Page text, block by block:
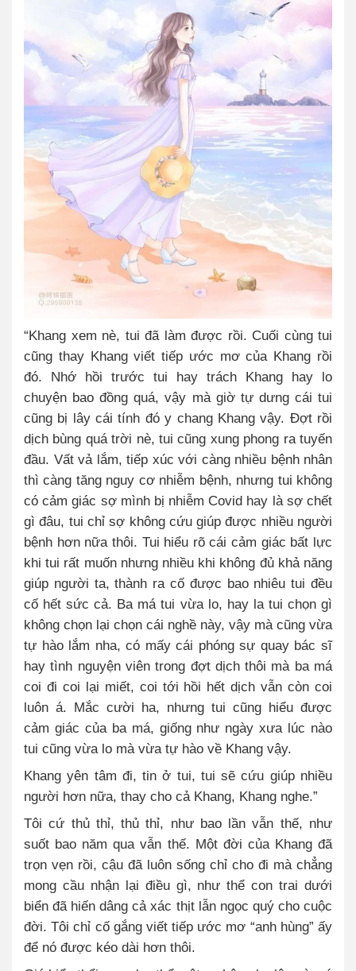
“Khang xem nè, tui đã làm được rồi. Cuối cùng tui
cũng thay Khang viết tiếp ước mơ của Khang rồi
đó. Nhớ hồi trước tui hay trách Khang hay lo
chuyện bao đồng quá, vậy mà giờ tự dưng cái tui
cũng bị lây cái tính đó y chang Khang vậy. Đợt rồi
dịch bùng quá trời nè, tui cũng xung phong ra tuyến
đầu. Vất vả lắm, tiếp xúc với càng nhiều bệnh nhân
thì càng tăng nguy cơ nhiễm bệnh, nhưng tui không
có cảm giác sợ mình bị nhiễm Covid hay là sợ chết
gì đâu, tui chỉ sợ không cứu giúp được nhiều người
bệnh hơn nữa thôi. Tui hiểu rõ cái cảm giác bất lực
khi tui rất muốn nhưng nhiều khi không đủ khả năng
giúp người ta, thành ra cố được bao nhiêu tui đều
cố hết sức cả. Ba má tui vừa lo, hay la tui chọn gì
không chọn lại chọn cái nghề này, vậy mà cũng vừa
tự hào lắm nha, có mấy cái phóng sự quay bác sĩ
hay tình nguyện viên trong đợt dịch thôi mà ba má
coi đi coi lại miết, coi tới hồi hết dịch vẫn còn coi
luôn á. Mắc cười ha, nhưng tui cũng hiểu được
cảm giác của ba má, giống như ngày xưa lúc nào
tui cũng vừa lo mà vừa tự hào về Khang vậy.
Khang yên tâm đi, tin ở tui, tui sẽ cứu giúp nhiều
người hơn nữa, thay cho cả Khang, Khang nghe.”
Tôi cứ thủ thỉ, thủ thỉ, như bao lần vẫn thế, như
suốt bao năm qua vẫn thế. Một đời của Khang đã
trọn vẹn rồi, cậu đã luôn sống chỉ cho đi mà chẳng
mong cầu nhận lại điều gì, như thể con trai dưới
biển đã hiến dâng cả xác thịt lẫn ngọc quý cho cuộc
đời. Tôi chỉ cố gắng viết tiếp ước mơ “anh hùng” ấy
để nó được kéo dài hơn thôi.